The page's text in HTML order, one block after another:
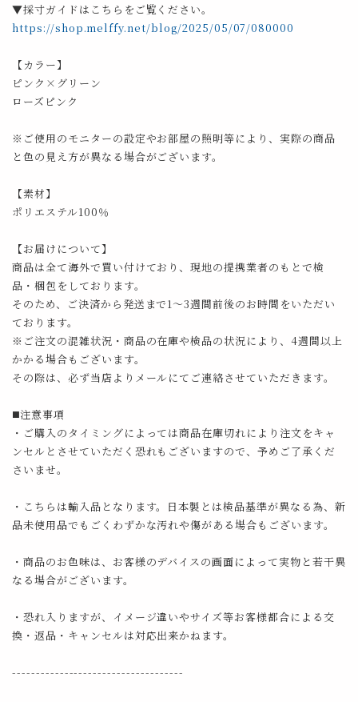
▼採寸ガイドはこちらをご覧ください。
https://shop.melffy.net/blog/2025/05/07/080000
【カラー】
ピンク×グリーン
ローズピンク
※ご使用のモニターの設定やお部屋の照明等により、実際の商品
と色の見え方が異なる場合がございます。
【素材】
ポリエステル100％
【お届けについて】
商品は全て海外で買い付けており、現地の提携業者のもとで検
品・梱包をしております。
そのため、ご決済から発送まで1～3週間前後のお時間をいただい
ております。
※ご注文の混雑状況・商品の在庫や検品の状況により、4週間以上
かかる場合もございます。
その際は、必ず当店よりメールにてご連絡させていただきます。
◼️注意事項
・ご購入のタイミングによっては商品在庫切れにより注文をキャ
ンセルとさせていただく恐れもございますので、予めご了承くだ
さいませ。
・こちらは輸入品となります。日本製とは検品基準が異なる為、新
品未使用品でもごくわずかな汚れや傷がある場合もございます。
・商品のお色味は、お客様のデバイスの画面によって実物と若干異
なる場合がございます。
・恐れ入りますが、イメージ違いやサイズ等お客様都合による交
換・返品・キャンセルは対応出来かねます。
------------------------------------